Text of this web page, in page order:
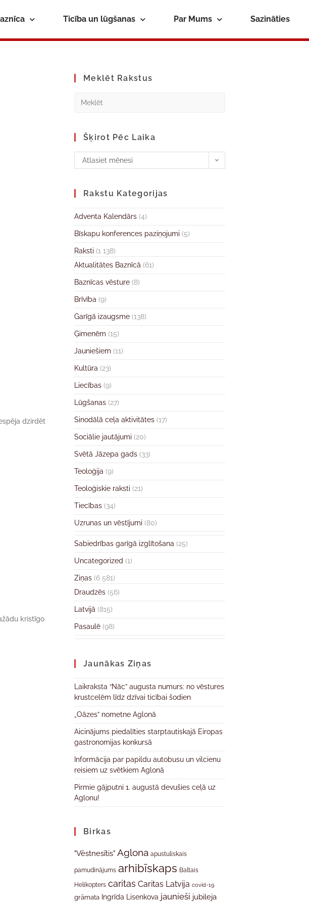
Ticība un lūgšanas Par Mums Sazināties
dzirdēt
kristīgo
Meklēt Rakstus
Šķirot Pēc Laika
Atlasiet mēnesi
Rakstu Kategorijas
Adventa Kalendārs (4)
Bīskapu konferences paziņojumi (5)
Raksti (1 138)
Aktualitātes Baznīcā (61)
Baznīcas vēsture (8)
Brīvība (9)
Garīgā izaugsme (138)
Ģimenēm (15)
Jauniešiem (11)
Kultūra (23)
Liecības (9)
Lūgšanas (27)
Sinodālā ceļa aktivitātes (17)
Sociālie jautājumi (20)
Svētā Jāzepa gads (33)
Teoloģija (9)
Teoloģiskie raksti (21)
Tiecības (34)
Uzrunas un vēstījumi (80)
Sabiedrības garīgā izglītošana (25)
Uncategorized (1)
Ziņas (6 581)
Draudzēs (56)
Latvijā (815)
Pasaulē (98)
Jaunākas Ziņas
Laikraksta “Nāc” augusta numurs: no vēstures
krustcelēm līdz dzīvai ticībai šodien
„Oāzes” nometne Aglonā
Aicinājums piedalīties starptautiskajā Eiropas
gastronomijas konkursā
Informācija par papildu autobusu un vilcienu
reisiem uz svētkiem Aglonā
Pirmie gājputni 1. augustā devušies ceļā uz
Aglonu!
Birkas
"Vēstnesītis" Aglona apustuliskais
pamudinājums arhibīskaps Baltais
Helikopters caritas Caritas Latvija covid-19
grāmata Ingrīda Lisenkova jaunieši jubileja